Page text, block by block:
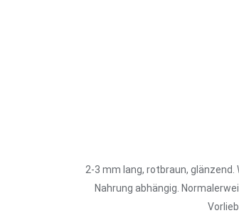
2-3 mm lang, rotbraun,
Nahrung abhängig.